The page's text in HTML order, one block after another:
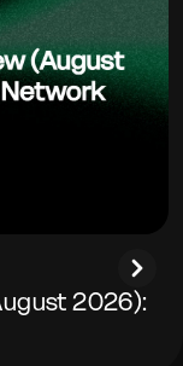
2026):